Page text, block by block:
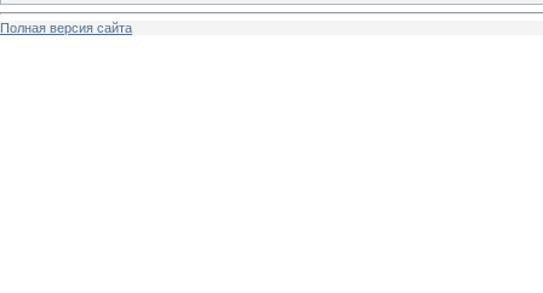
Полная версия сайта